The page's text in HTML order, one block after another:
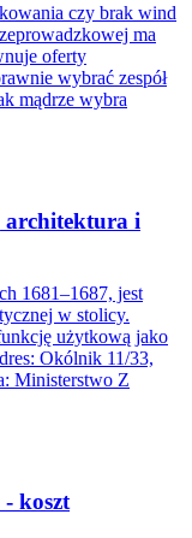
czy brak wind
ma
oferty
wybrać zespół
mądrze wybra
architektura i
1681–1687, jest
w stolicy.
użytkową jako
Okólnik 11/33,
Ministerstwo Z
koszt